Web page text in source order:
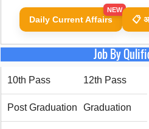
Daily Current Affairs
NEW
📋
Job By
10th Pass 12th Pass
Post Graduation Graduation